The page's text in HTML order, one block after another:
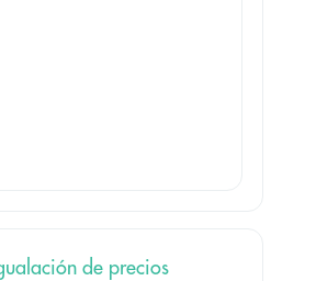
de precios